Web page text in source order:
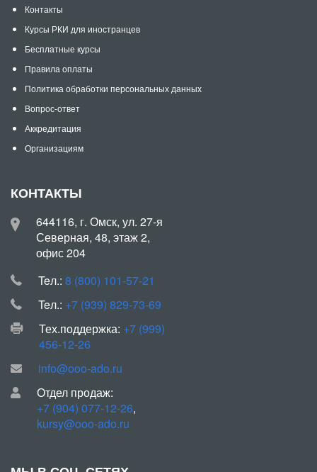
Контакты
Курсы РКИ для иностранцев
Бесплатные курсы
Правила оплаты
Политика обработки персональных данных
Вопрос-ответ
Аккредитация
Организациям
КОНТАКТЫ
644116, г. Омск, ул. 27-я
Северная, 48, этаж 2,
офис 204
Teл.: 8 (800) 101-57-21
Teл.: +7 (939) 829-73-69
Тех.поддержка: +7 (999)
456-12-26
info@ooo-ado.ru
Отдел продаж:
+7 (904) 077-12-26,
kursy@ooo-ado.ru